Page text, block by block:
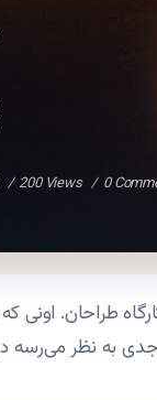
200 Views 0
طراحان. اونی